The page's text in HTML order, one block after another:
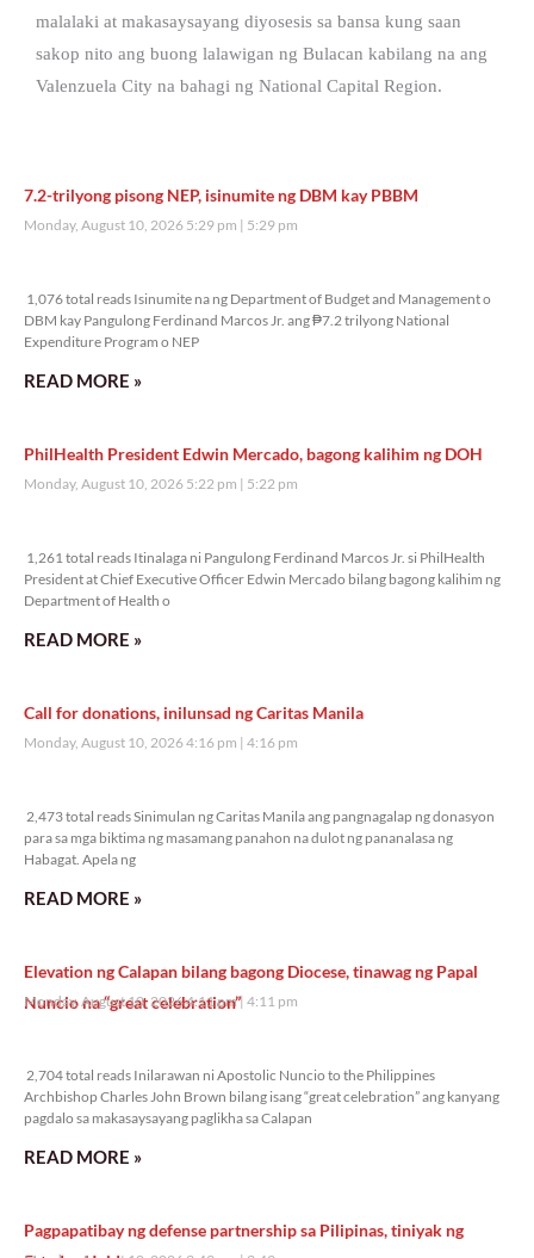
malalaki at makasaysayang diyosesis sa bansa kung saan
sakop nito ang buong lalawigan ng Bulacan kabilang na ang
Valenzuela City na bahagi ng National Capital Region.
7.2-trilyong pisong NEP, isinumite ng DBM kay PBBM
Monday, August 10, 2026 5:29 pm 5:29 pm
1,076 total reads Isinumite na ng Department of Budget and Management o
DBM kay Pangulong Ferdinand Marcos Jr. ang ₱7.2 trilyong National
Expenditure Program o NEP
READ MORE »
PhilHealth President Edwin Mercado, bagong kalihim ng DOH
Monday, August 10, 2026 5:22 pm 5:22 pm
1,261 total reads Itinalaga ni Pangulong Ferdinand Marcos Jr. si PhilHealth
President at Chief Executive Officer Edwin Mercado bilang bagong kalihim ng
Department of Health o
READ MORE »
Call for donations, inilunsad ng Caritas Manila
Monday, August 10, 2026 4:16 pm 4:16 pm
2,473 total reads Sinimulan ng Caritas Manila ang pangnagalap ng donasyon
para sa mga biktima ng masamang panahon na dulot ng pananalasa ng
Habagat. Apela ng
READ MORE »
Elevation ng Calapan bilang bagong Diocese, tinawag ng Papal
Nuncio na “great celebration”
Monday, August 10, 2026 4:11 pm 4:11 pm
2,704 total reads Inilarawan ni Apostolic Nuncio to the Philippines
Archbishop Charles John Brown bilang isang “great celebration” ang kanyang
pagdalo sa makasaysayang paglikha sa Calapan
READ MORE »
Pagpapatibay ng defense partnership sa Pilipinas, tiniyak ng